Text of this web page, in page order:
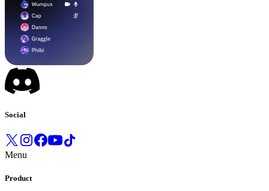
Social
Menu
Product